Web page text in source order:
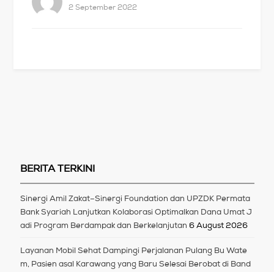
2 September 2022
BERITA TERKINI
Sinergi Amil Zakat–Sinergi Foundation dan UPZDK Permata
Bank Syariah Lanjutkan Kolaborasi Optimalkan Dana Umat J
adi Program Berdampak dan Berkelanjutan 6 August 2026
Layanan Mobil Sehat Dampingi Perjalanan Pulang Bu Wate
m, Pasien asal Karawang yang Baru Selesai Berobat di Band